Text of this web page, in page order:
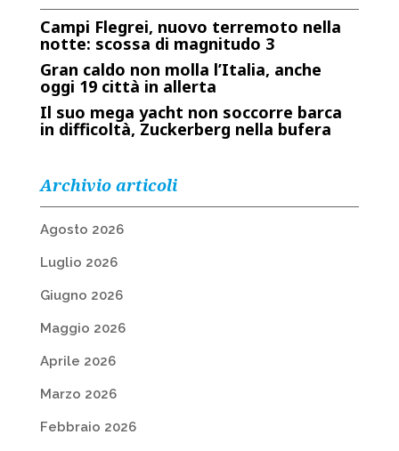
Campi Flegrei, nuovo terremoto nella
notte: scossa di magnitudo 3
Gran caldo non molla l’Italia, anche
oggi 19 città in allerta
Il suo mega yacht non soccorre barca
in difficoltà, Zuckerberg nella bufera
Archivio articoli
Agosto 2026
Luglio 2026
Giugno 2026
Maggio 2026
Aprile 2026
Marzo 2026
Febbraio 2026